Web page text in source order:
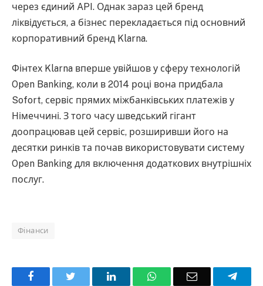
через єдиний API. Однак зараз цей бренд
ліквідується, а бізнес перекладається під основний
корпоративний бренд Klarna.
Фінтех Klarna вперше увійшов у сферу технологій
Open Banking, коли в 2014 році вона придбала
Sofort, сервіс прямих міжбанківських платежів у
Німеччині. З того часу шведський гігант
доопрацював цей сервіс, розширивши його на
десятки ринків та почав використовувати систему
Open Banking для включення додаткових внутрішніх
послуг.
Фінанси
Facebook LinkedInWhatsAppEmail